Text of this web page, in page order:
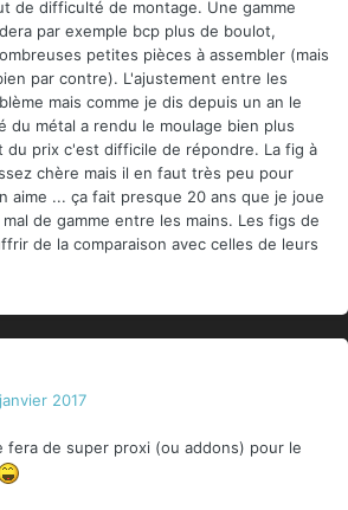
de difficulté de montage. Une gamme
par exemple bcp plus de boulot,
petites pièces à assembler (mais
par contre). L'ajustement entre les
mais comme je dis depuis un an le
du métal a rendu le moulage bien plus
du prix c'est difficile de répondre. La fig à
chère mais il en faut très peu pour
aime ... ça fait presque 20 ans que je joue
de gamme entre les mains. Les figs de
de la comparaison avec celles de leurs
2017
fera de super proxi (ou addons) pour le